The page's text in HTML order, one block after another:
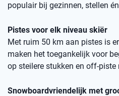
populair bij gezinnen, stellen
Pistes voor elk niveau skiër
Met ruim 50 km aan pistes is
maken het toegankelijk voor
op steilere stukken en off-piste
Snowboardvriendelijk met